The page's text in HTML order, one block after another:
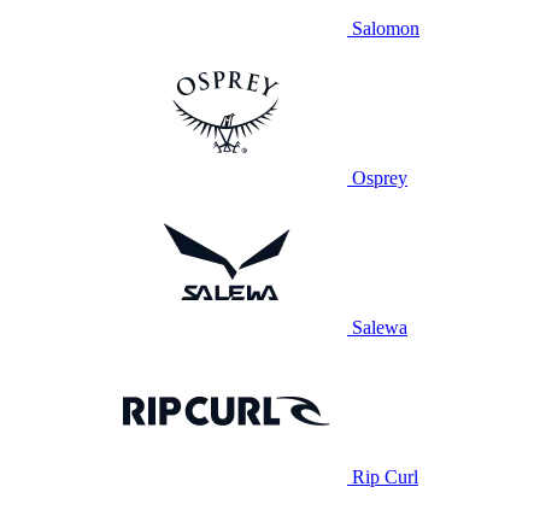
Salomon
Osprey
Salewa
Rip Curl